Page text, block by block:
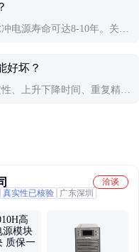
电源寿命可达8-10年。关键
好坏？
、上升下降时间、重复精度
洽谈
真实性已核验
广东深圳